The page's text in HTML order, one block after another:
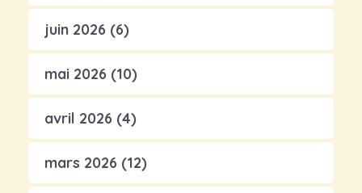
juin 2026 (6)
mai 2026 (10)
avril 2026 (4)
mars 2026 (12)